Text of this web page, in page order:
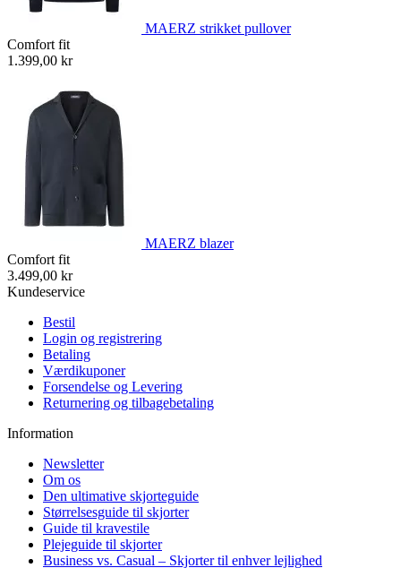
MAERZ strikket pullover
Comfort fit
1.399,00 kr
MAERZ blazer
Comfort fit
3.499,00 kr
Kundeservice
Bestil
Login og registrering
Betaling
Værdikuponer
Forsendelse og Levering
Returnering og tilbagebetaling
Information
Newsletter
Om os
Den ultimative skjorteguide
Størrelsesguide til skjorter
Guide til kravestile
Plejeguide til skjorter
Business vs. Casual – Skjorter til enhver lejlighed